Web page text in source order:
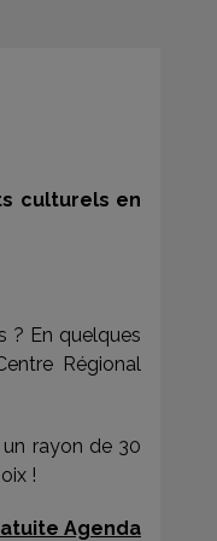
culturels en
? En quelques
Régional
rayon de 30
!
Agenda